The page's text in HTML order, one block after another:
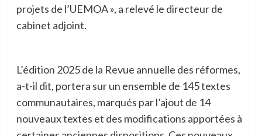
projets de l’UEMOA », a relevé le directeur de
cabinet adjoint.
L’édition 2025 de la Revue annuelle des réformes,
a-t-il dit, portera sur un ensemble de 145 textes
communautaires, marqués par l’ajout de 14
nouveaux textes et des modifications apportées à